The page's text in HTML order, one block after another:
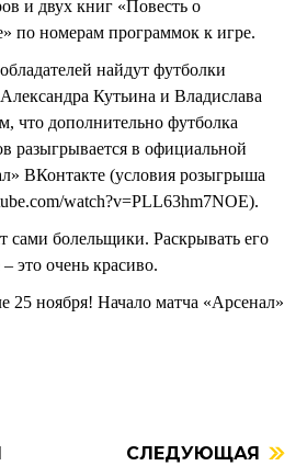
и двух книг «Повесть о
по номерам программок к игре.
найдут футболки
Кутьина и Владислава
что дополнительно футболка
разыгрывается в официальной
ВКонтакте (условия розыгрыша
watch?v=PLL63hm7NOE).
сами болельщики. Раскрывать его
это очень красиво.
25 ноября! Начало матча «Арсенал»
СЛЕДУЮЩАЯ